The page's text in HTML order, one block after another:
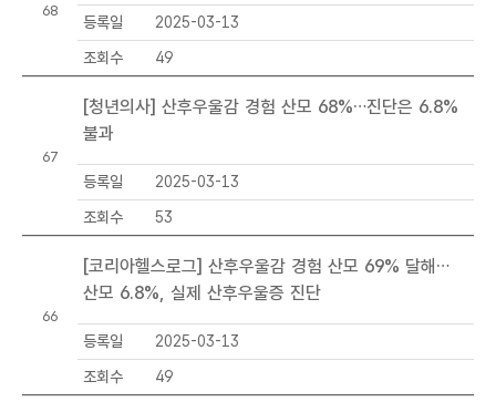
68
등록일
2025-03-13
조회수
49
67
[청년의사] 산후우울감 경험 산모 68%…진단은 6.8%
불과
등록일
2025-03-13
조회수
53
66
[코리아헬스로그] 산후우울감 경험 산모 69% 달해…
산모 6.8%, 실제 산후우울증 진단
등록일
2025-03-13
조회수
49